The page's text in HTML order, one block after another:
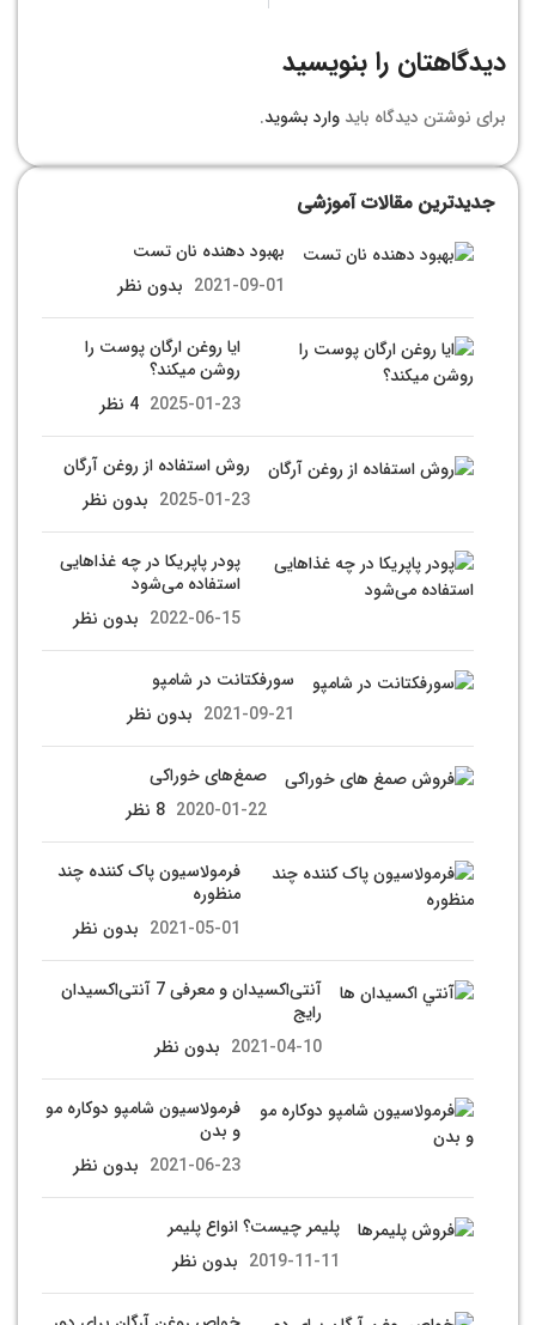
دیدگاهتان را بنویسید
برای نوشتن دیدگاه باید وارد بشوید.
جدیدترین مقالات آموزشی
بهبود دهنده نان تست
2021-09-01 بدون نظر
ایا روغن ارگان پوست را
روشن میکند؟
2025-01-23 4 نظر
روش استفاده از روغن آرگان
2025-01-23 بدون نظر
پودر پاپریکا در چه غذاهایی
استفاده می‌شود
2022-06-15 بدون نظر
سورفکتانت در شامپو
2021-09-21 بدون نظر
صمغ‌های خوراکی
2020-01-22 8 نظر
فرمولاسیون پاک کننده چند
منظوره
2021-05-01 بدون نظر
آنتی‌اکسیدان و معرفی 7 آنتی‌اکسیدان
رایج
2021-04-10 بدون نظر
فرمولاسیون شامپو دوکاره مو
و بدن
2021-06-23 بدون نظر
پلیمر چیست؟ انواع پلیمر
2019-11-11 بدون نظر